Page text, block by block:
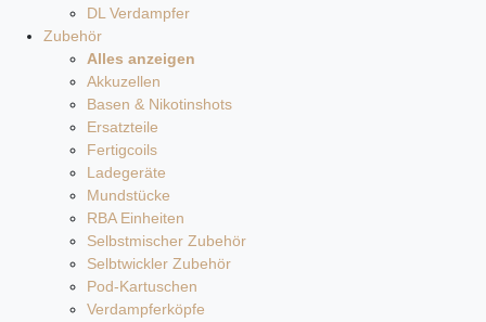
DL Verdampfer
Zubehör
Alles anzeigen
Akkuzellen
Basen & Nikotinshots
Ersatzteile
Fertigcoils
Ladegeräte
Mundstücke
RBA Einheiten
Selbstmischer Zubehör
Selbtwickler Zubehör
Pod-Kartuschen
Verdampferköpfe